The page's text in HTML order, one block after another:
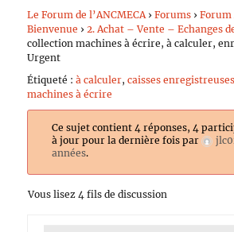
Le Forum de l’ANCMECA › Forums › Forum
Bienvenue › 2. Achat – Vente – Echanges
collection machines à écrire, à calculer,
Urgent
Étiqueté :à calculer,caisses enregistreuses
machines à écrire
Ce sujet contient 4 réponses, 4
à jour pour la dernière fois par
années.
Vous lisez 4 fils de discussion